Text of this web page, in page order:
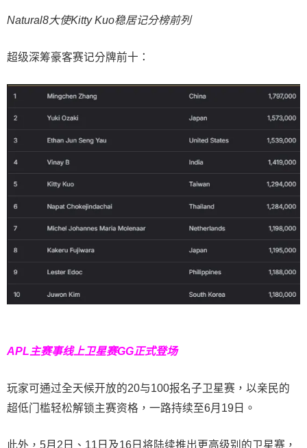
Natural8大使Kitty Kuo稳居记分榜前列
超级深筹豪客赛记分牌前十：
APL主赛事线上卫星赛GG正式登场
玩家可通过全天候开放的20与100报名子卫星赛，以亲民的
超低门槛轻松解锁主赛资格，一路持续至6月19日。
此外，5月2日、11日及16日将陆续推出更高级别的卫星赛，